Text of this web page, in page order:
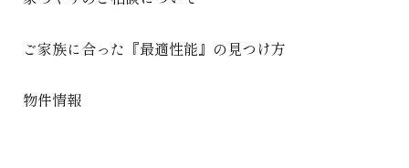
ご家族に合った『最適性能』の見つけ方
物件情報